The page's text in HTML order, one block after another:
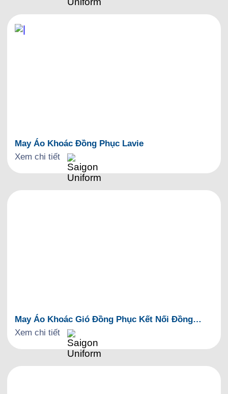
May Áo Khoác Đồng Phục Lavie
Xem chi tiết
May Áo Khoác Gió Đồng Phục Kết Nối Đồng
Hương 48
Xem chi tiết